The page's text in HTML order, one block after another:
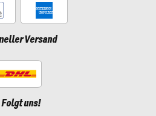
Versand
Folgt uns!